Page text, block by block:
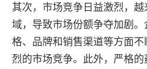
其次，市场竞争日益激烈，
域，导致市场份额争夺加剧
格、品牌和销售渠道等方面
烈的市场竞争。此外，严格